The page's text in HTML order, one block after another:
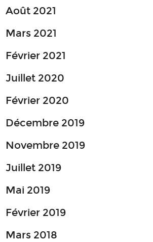
Août 2021
Mars 2021
Février 2021
Juillet 2020
Février 2020
Décembre 2019
Novembre 2019
Juillet 2019
Mai 2019
Février 2019
Mars 2018